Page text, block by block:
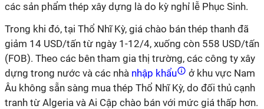
các sản phẩm thép xây dựng là do kỳ nghỉ lễ Phục Sinh.
Trong khi đó, tại Thổ Nhĩ Kỳ, giá chào bán thép thanh đã
giảm 14 USD/tấn từ ngày 1-12/4, xuống còn 558 USD/tấn
(FOB). Theo các bên tham gia thị trường, các công ty xây
dựng trong nước và các nhà nhập khẩu
ở khu vực Nam
Âu không sẵn sàng mua thép Thổ Nhĩ Kỳ, do đối thủ cạnh
tranh từ Algeria và Ai Cập chào bán với mức giá thấp hơn.